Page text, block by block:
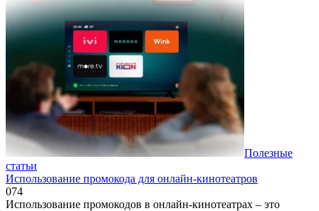
Полезные
статьи
Использование промокода для онлайн-кинотеатров
074
Использование промокодов в онлайн-кинотеатрах – это